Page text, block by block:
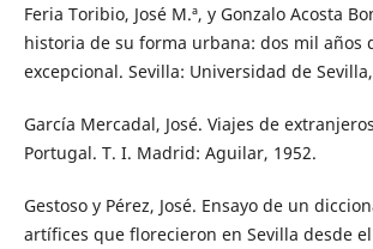
Feria Toribio, José M.ª, y Gonzalo Acosta
historia de su forma urbana: dos mil años
excepcional. Sevilla: Universidad de
García Mercadal, José. Viajes de
Portugal. T. I. Madrid: Aguilar, 1952.
Gestoso y Pérez, José. Ensayo de un
artífices que florecieron en Sevilla desde